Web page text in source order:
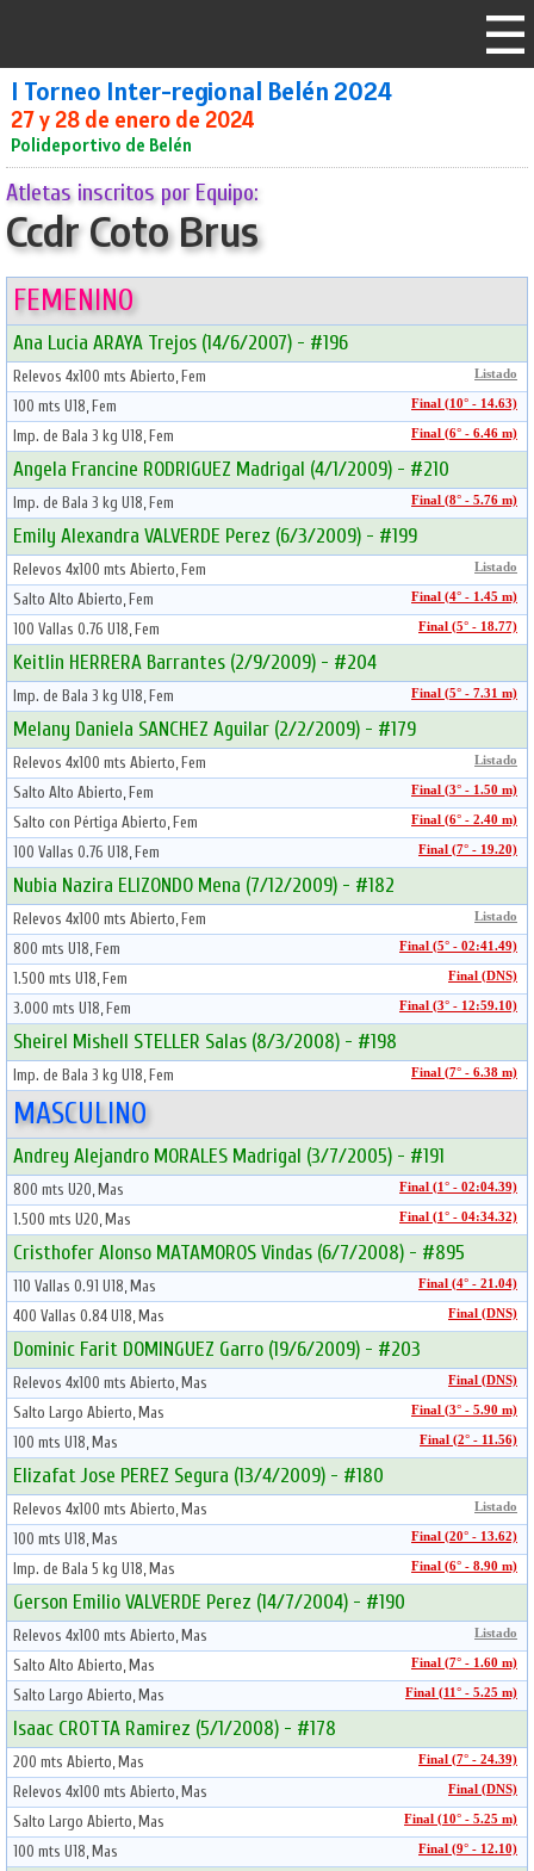
I Torneo Inter-regional Belén 2024
27 y 28 de enero de 2024
Polideportivo de Belén
Atletas inscritos por Equipo:
Ccdr Coto Brus
FEMENINO
Ana Lucia ARAYA Trejos (14/6/2007) - #196
Relevos 4x100 mts Abierto, Fem Listado
100 mts U18, Fem Final (10° - 14.63)
Imp. de Bala 3 kg U18, Fem Final (6° - 6.46 m)
Angela Francine RODRIGUEZ Madrigal (4/1/2009) - #210
Imp. de Bala 3 kg U18, Fem Final (8° - 5.76 m)
Emily Alexandra VALVERDE Perez (6/3/2009) - #199
Relevos 4x100 mts Abierto, Fem Listado
Salto Alto Abierto, Fem Final (4° - 1.45 m)
100 Vallas 0.76 U18, Fem Final (5° - 18.77)
Keitlin HERRERA Barrantes (2/9/2009) - #204
Imp. de Bala 3 kg U18, Fem Final (5° - 7.31 m)
Melany Daniela SANCHEZ Aguilar (2/2/2009) - #179
Relevos 4x100 mts Abierto, Fem Listado
Salto Alto Abierto, Fem Final (3° - 1.50 m)
Salto con Pértiga Abierto, Fem Final (6° - 2.40 m)
100 Vallas 0.76 U18, Fem Final (7° - 19.20)
Nubia Nazira ELIZONDO Mena (7/12/2009) - #182
Relevos 4x100 mts Abierto, Fem Listado
800 mts U18, Fem Final (5° - 02:41.49)
1.500 mts U18, Fem Final (DNS)
3.000 mts U18, Fem Final (3° - 12:59.10)
Sheirel Mishell STELLER Salas (8/3/2008) - #198
Imp. de Bala 3 kg U18, Fem Final (7° - 6.38 m)
MASCULINO
Andrey Alejandro MORALES Madrigal (3/7/2005) - #191
800 mts U20, Mas Final (1° - 02:04.39)
1.500 mts U20, Mas Final (1° - 04:34.32)
Cristhofer Alonso MATAMOROS Vindas (6/7/2008) - #895
110 Vallas 0.91 U18, Mas Final (4° - 21.04)
400 Vallas 0.84 U18, Mas Final (DNS)
Dominic Farit DOMINGUEZ Garro (19/6/2009) - #203
Relevos 4x100 mts Abierto, Mas Final (DNS)
Salto Largo Abierto, Mas Final (3° - 5.90 m)
100 mts U18, Mas Final (2° - 11.56)
Elizafat Jose PEREZ Segura (13/4/2009) - #180
Relevos 4x100 mts Abierto, Mas Listado
100 mts U18, Mas Final (20° - 13.62)
Imp. de Bala 5 kg U18, Mas Final (6° - 8.90 m)
Gerson Emilio VALVERDE Perez (14/7/2004) - #190
Relevos 4x100 mts Abierto, Mas Listado
Salto Alto Abierto, Mas Final (7° - 1.60 m)
Salto Largo Abierto, Mas Final (11° - 5.25 m)
Isaac CROTTA Ramirez (5/1/2008) - #178
200 mts Abierto, Mas Final (7° - 24.39)
Relevos 4x100 mts Abierto, Mas Final (DNS)
Salto Largo Abierto, Mas Final (10° - 5.25 m)
100 mts U18, Mas Final (9° - 12.10)